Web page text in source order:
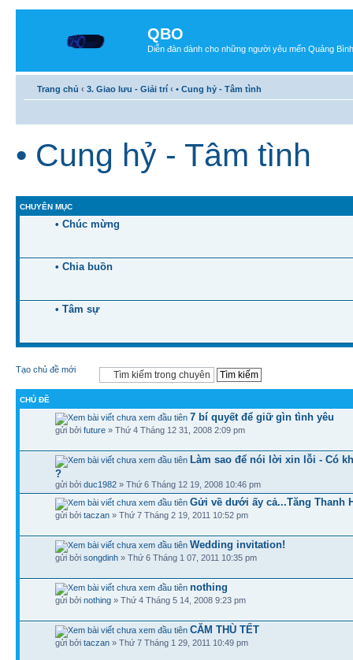
QBO
Diễn đàn dành cho những người yêu mến Quảng Bình
Trang chủ ‹ 3. Giao lưu - Giải trí ‹ • Cung hỷ - Tâm tình
• Cung hỷ - Tâm tình
CHUYÊN MỤC
• Chúc mừng
• Chia buồn
• Tâm sự
Tạo chủ đề mới
CHỦ ĐỀ
7 bí quyết để giữ gìn tình yêu
gửi bởi future » Thứ 4 Tháng 12 31, 2008 2:09 pm
Làm sao để nói lời xin lỗi - Có
?
gửi bởi duc1982 » Thứ 6 Tháng 12 19, 2008 10:46 pm
Gửi về dưới ấy cả...Tăng Thanh
gửi bởi taczan » Thứ 7 Tháng 2 19, 2011 10:52 pm
Wedding invitation!
gửi bởi songdinh » Thứ 6 Tháng 1 07, 2011 10:35 pm
nothing
gửi bởi nothing » Thứ 4 Tháng 5 14, 2008 9:23 pm
CĂM THÙ TẾT
gửi bởi taczan » Thứ 7 Tháng 1 29, 2011 10:49 pm